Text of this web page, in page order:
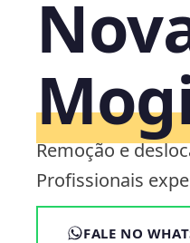
Remoção e
Profissionais
FALE NO